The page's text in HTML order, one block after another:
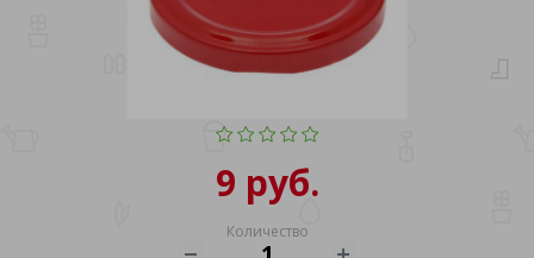
9 руб.
Количество